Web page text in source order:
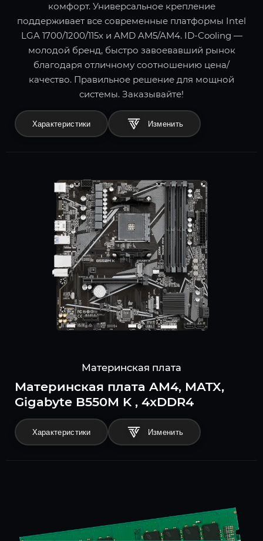
комфорт. Универсальное крепление
поддерживает все современные платформы Intel
LGA 1700/1200/115x и AMD AM5/AM4. ID-Cooling —
молодой бренд, быстро завоевавший рынок
благодаря отличному соотношению цена/
качество. Правильное решение для мощной
системы. Заказывайте!
Характеристики
Материнская плата
Материнская плата AM4, MATX,
Gigabyte B550M K , 4xDDR4
Характеристики